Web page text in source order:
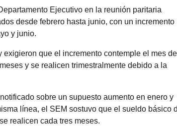
Ejecutivo en la reunión paritaria
desde febrero hasta junio, con un incremento
y junio.
que el incremento contemple el mes de
y se realicen trimestralmente debido a la
sobre un supuesto aumento en enero y
línea, el SEM sostuvo que el sueldo básico
realicen cada tres meses.